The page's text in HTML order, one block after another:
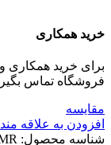
خرید همکاری
برای خرید همکاری
فروشگاه تماس
مقايسه
افزودن به علاقه
شناسه محصول: